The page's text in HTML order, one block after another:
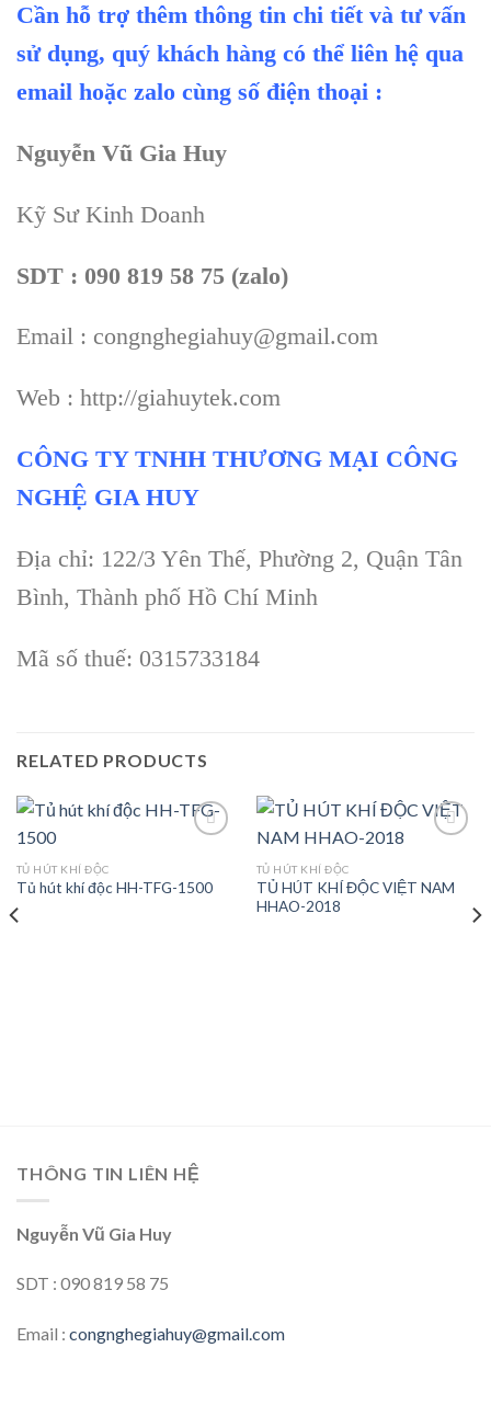
Cần hỗ trợ thêm thông tin chi tiết và tư vấn
sử dụng, quý khách hàng có thể liên hệ qua
email hoặc zalo cùng số điện thoại :
Nguyễn Vũ Gia Huy
Kỹ Sư Kinh Doanh
SDT : 090 819 58 75 (zalo)
Email : congnghegiahuy@gmail.com
Web : http://giahuytek.com
CÔNG TY TNHH THƯƠNG MẠI CÔNG
NGHỆ GIA HUY
Địa chỉ: 122/3 Yên Thế, Phường 2, Quận Tân
Bình, Thành phố Hồ Chí Minh
Mã số thuế: 0315733184
RELATED PRODUCTS
Add to
TỦ HÚT KHÍ ĐỘC
Tủ hút khí độc HH-TFG-1500
Add to
TỦ HÚT KHÍ ĐỘC
TỦ HÚT KHÍ ĐỘC VIỆT NAM
HHAO-2018
THÔNG TIN LIÊN HỆ
Nguyễn Vũ Gia Huy
SDT : 090 819 58 75
Email : congnghegiahuy@gmail.com